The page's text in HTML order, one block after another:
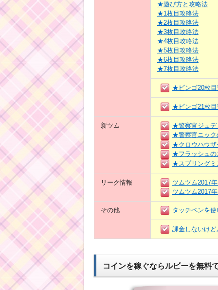
★遊び方と攻略法
★1枚目攻略法
★2枚目攻略法
★3枚目攻略法
★4枚目攻略法
★5枚目攻略法
★6枚目攻略法
★7枚目攻略法
★ビンゴ20枚
★ビンゴ21枚
新ツム
★警察官ジュデ
★警察官ニック
★クロウハウザ
★フラッシュの
★スプリングミ
リーク情報
ツムツム2017
ツムツム2017
その他 タッチペンを
課金しないけ
コインを稼ぐならルビーを無料